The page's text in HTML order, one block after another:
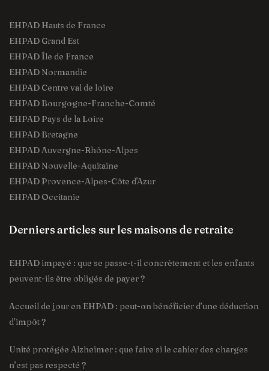
EHPAD Hauts de France
EHPAD Grand Est
EHPAD Île de France
EHPAD Normandie
EHPAD Centre val de loire
EHPAD Bourgogne-Franche-Comté
EHPAD Pays de la Loire
EHPAD Bretagne
EHPAD Auvergne-Rhône-Alpes
EHPAD Nouvelle-Aquitaine
EHPAD Provence-Alpes-Côte d'Azur
EHPAD Occitanie
Derniers articles sur les maisons de retraite
EHPAD impayé : que se passe-t-il concrètement et les enfants
peuvent-ils être obligés de payer ?
Accueil de jour en EHPAD : peut-on bénéficier d’une déduction
d’impôt ?
Unité protégée Alzheimer : que faire si le cahier des charges
n’est pas respecté ?